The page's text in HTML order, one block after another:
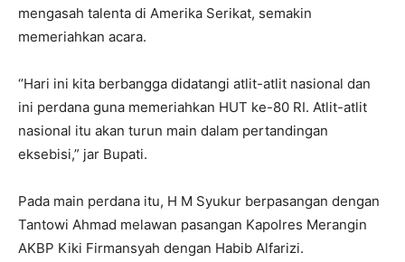
mengasah talenta di Amerika Serikat, semakin
memeriahkan acara.
‘’Hari ini kita berbangga didatangi atlit-atlit nasional dan
ini perdana guna memeriahkan HUT ke-80 RI. Atlit-atlit
nasional itu akan turun main dalam pertandingan
eksebisi,” jar Bupati.
Pada main perdana itu, H M Syukur berpasangan dengan
Tantowi Ahmad melawan pasangan Kapolres Merangin
AKBP Kiki Firmansyah dengan Habib Alfarizi.